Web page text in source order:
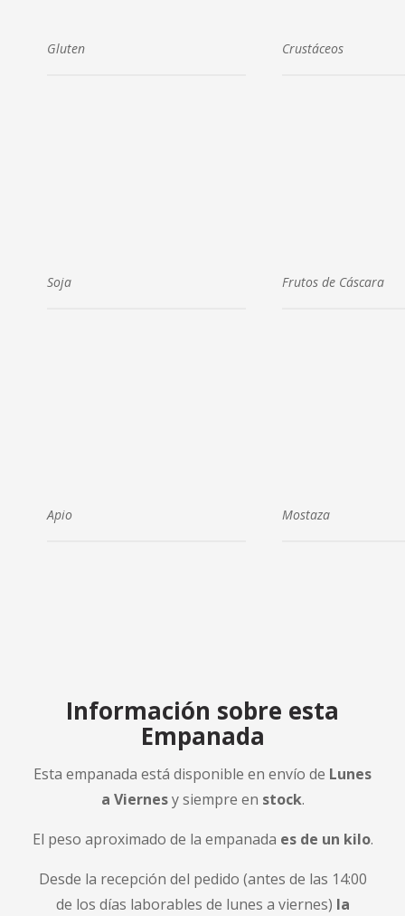
Gluten Crustáceos
Soja Frutos de Cáscara
Apio Mostaza
Información sobre esta
Empanada
Esta empanada está disponible en envío de Lunes
a Viernesy siempre en stock.
El peso aproximado de la empanada es de un kilo.
Desde la recepción del pedido (antes de las 14:00
de los días laborables de lunes a viernes) la